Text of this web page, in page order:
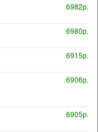
6982р.
6980р.
6915р.
6906р.
6905р.